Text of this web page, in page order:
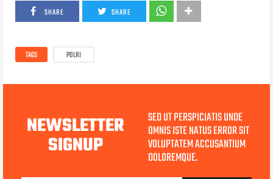
SHARE SHARE
TAGS POLRI
NEWSLETTER
SIGNUP
SED UT PERSPICIATIS UNDE
OMNIS ISTE NATUS ERROR SIT
VOLUPTATEM ACCUSANTIUM
DOLOREMQUE.